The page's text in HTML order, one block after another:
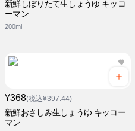
新鮮しぼりたて生しょうゆ キッコ
ーマン
200ml
¥368(税込¥397.44)
新鮮おさしみ生しょうゆ キッコー
マン